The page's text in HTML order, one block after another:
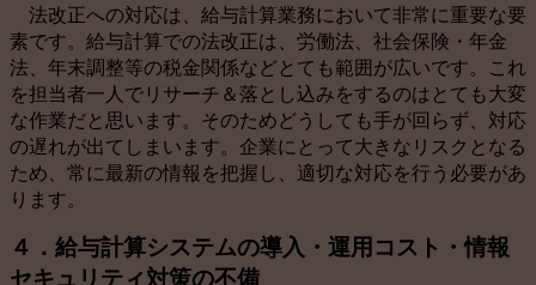
法改正への対応は、給与計算業務において非常に重要な要
素です。給与計算での法改正は、労働法、社会保険・年金
法、年末調整等の税金関係などとても範囲が広いです。これ
を担当者一人でリサーチ＆落とし込みをするのはとても大変
な作業だと思います。そのためどうしても手が回らず、対応
の遅れが出てしまいます。企業にとって大きなリスクとなる
ため、常に最新の情報を把握し、適切な対応を行う必要があ
ります。
４．給与計算システムの導入・運用コスト・情報
セキュリティ対策の不備